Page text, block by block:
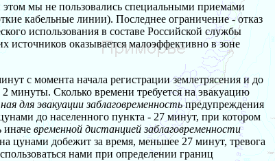
мы не пользовались специальными приемами
кабельные линии). Последнее ограничение - отказ
использования в составе Российской службы
источников оказывается малоэффективно в зоне
с момента начала регистрации землетрясения и до
минуты. Сколько времени требуется на эвакуацию
для эвакуации заблаговременностьпредупреждения
до населенного пункта - 27 минут, при котором
иначе временной дистанцией заблаговременности
цунами добежит за время, меньшее 27 минут, тревога
нами при определении границ